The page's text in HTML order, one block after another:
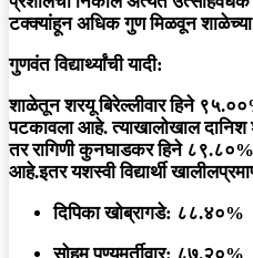
टक्क्यांहून अधिक गुण मिळवून शाळेच्या
गुणवंत विद्यार्थ्यांची यादी:
शाळेतूनशरयू बिरेल्लीवारहिने
पटकावला आहे. त्याखालोखाल
तररागिणी कुनघाडकरहिने ८९.८०%
आहे.इतर यशस्वी विद्यार्थी
दिपिका खोब्रागडे: ८८.४०%